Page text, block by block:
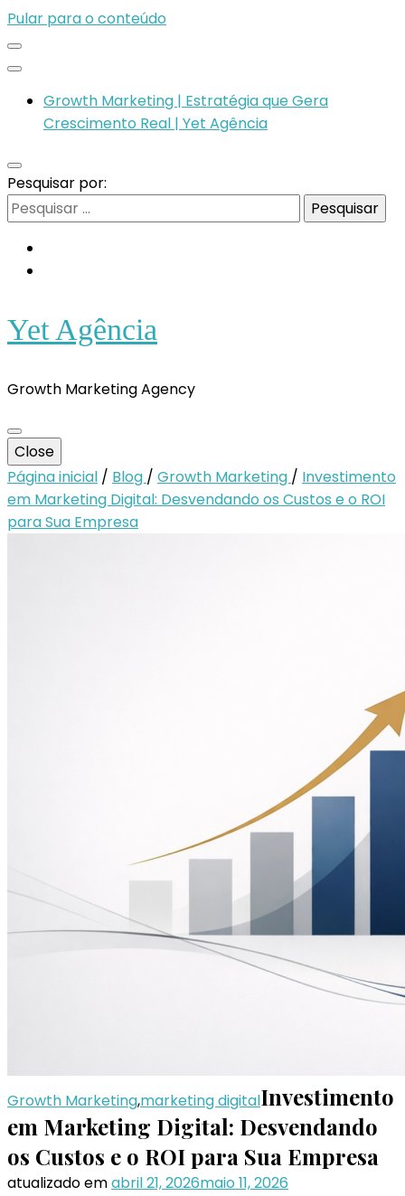
Pular para o conteúdo
Growth Marketing | Estratégia que Gera
Crescimento Real | Yet Agência
Pesquisar por:
Yet Agência
Growth Marketing Agency
Close
Página inicial / Blog / Growth Marketing / Investimento
em Marketing Digital: Desvendando os Custos e o ROI
para Sua Empresa
Growth Marketing,marketing digitalInvestimento
em Marketing Digital: Desvendando
os Custos e o ROI para Sua Empresa
atualizado emabril 21, 2026maio 11, 2026